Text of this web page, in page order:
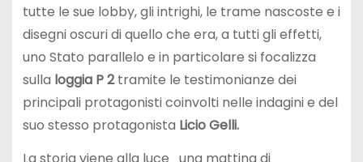
tutte le sue lobby, gli intrighi, le trame nascoste e i
disegni oscuri di quello che era, a tutti gli effetti,
uno Stato parallelo e in particolare si focalizza
sulla loggia P 2tramite le testimonianze dei
principali protagonisti coinvolti nelle indagini e del
suo stesso protagonista Licio Gelli.